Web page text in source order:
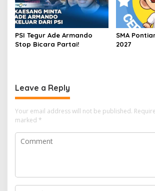
PSI Tegur Ade Armando
Stop Bicara Partai!
SMA
2027
Leave a Reply
Your email address will not be published.
marked *